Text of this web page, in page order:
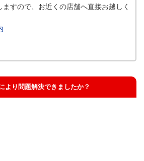
ますので、お近くの店舗へ直接お越しく
より問題解決できましたか？